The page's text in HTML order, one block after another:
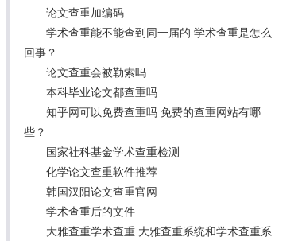
论文查重加编码
学术查重能不能查到同一届的 学术查重是怎么
回事？
论文查重会被勒索吗
本科毕业论文都查重吗
知乎网可以免费查重吗 免费的查重网站有哪
些？
国家社科基金学术查重检测
化学论文查重软件推荐
韩国汉阳论文查重官网
学术查重后的文件
大雅查重学术查重 大雅查重系统和学术查重系